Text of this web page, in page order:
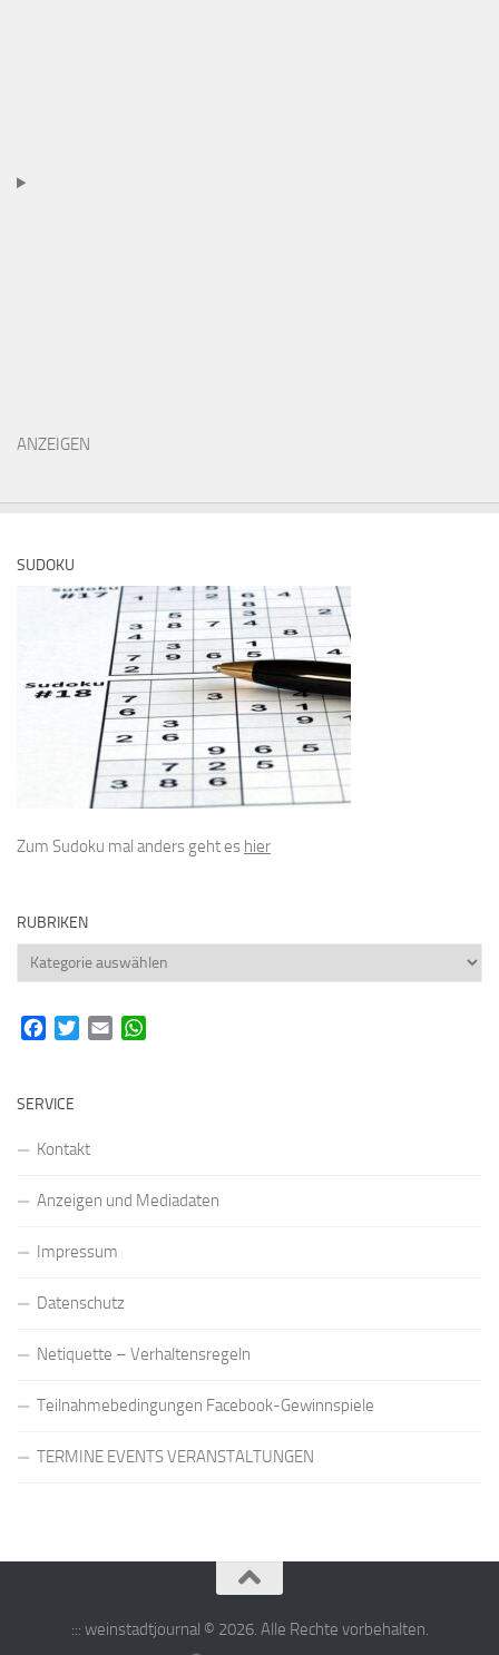
ANZEIGEN
SUDOKU
Zum Sudoku mal anders geht es hier
RUBRIKEN
Rubriken
FacebookTwitterEmail
SERVICE
Kontakt
Anzeigen und Mediadaten
Impressum
Datenschutz
Netiquette – Verhaltensregeln
Teilnahmebedingungen Facebook-Gewinnspiele
TERMINE EVENTS VERANSTALTUNGEN
::: weinstadtjournal © 2026. Alle Rechte vorbehalten.